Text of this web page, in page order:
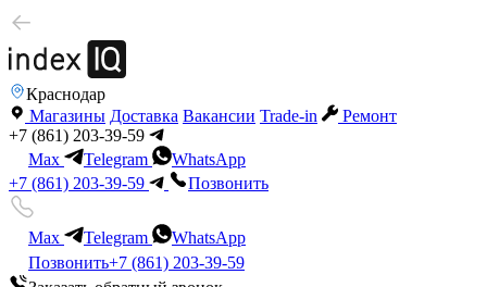
Краснодар
Магазины Доставка Вакансии Trade-in
Ремонт
+7 (861) 203-39-59
Max
Telegram
WhatsApp
+7 (861) 203-39-59
Позвонить
Max Telegram
WhatsApp
Позвонить+7 (861) 203-39-59